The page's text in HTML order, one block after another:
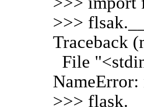
>>>
Traceback
File
>>>